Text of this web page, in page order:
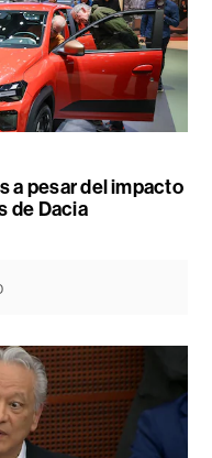
a pesar del impacto
de Dacia